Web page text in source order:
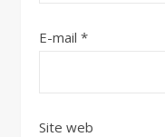
E-mail *
Site web